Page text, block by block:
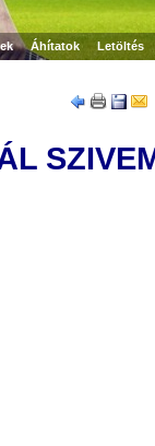
Áhítatok Letöltés